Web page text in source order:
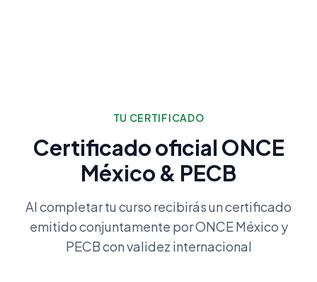
TU CERTIFICADO
Certificado oficial ONCE
México & PECB
Al completar tu curso recibirás un certificado
emitido conjuntamente por ONCE México y
PECB con validez internacional